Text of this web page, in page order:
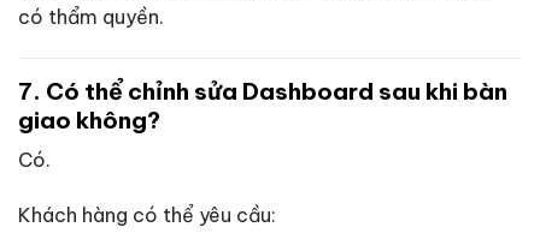
có thẩm quyền.
7. Có thể chỉnh sửa Dashboard sau khi bàn
giao không?
Có.
Khách hàng có thể yêu cầu: